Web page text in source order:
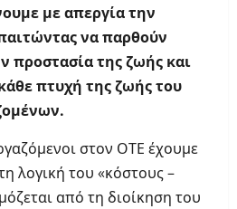
με απεργία την
να παρθούν
προστασία της ζωής και
πτυχή της ζωής του
στον ΟΤΕ έχουμε
λογική του «κόστους –
από τη διοίκηση του